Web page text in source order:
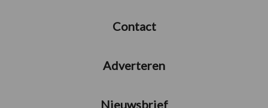
Contact
Adverteren
Nieuwsbrief